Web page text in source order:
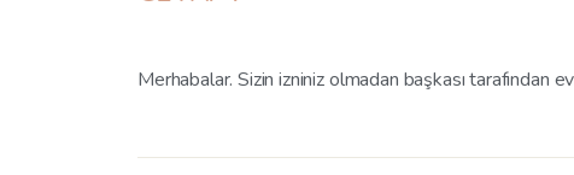
Merhabalar. Sizin izniniz olmadan başkası tarafından